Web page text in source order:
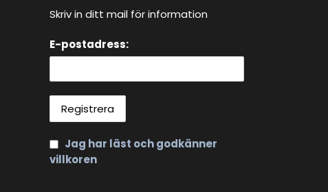
Skriv in ditt mail för information
E-postadress:
Jag har läst och godkänner
villkoren